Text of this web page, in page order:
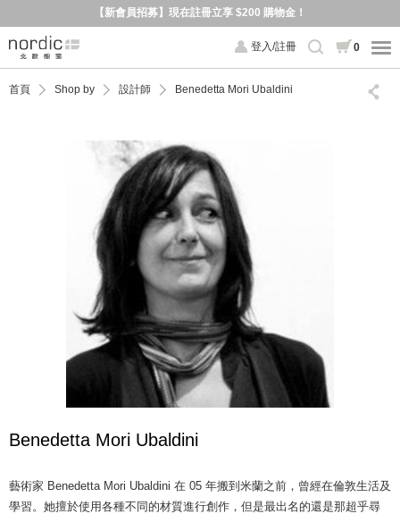
【新會員招募】現在註冊立享 $200 購物金！
登入/註冊 0
首頁 Shop by 設計師 Benedetta Mori Ubaldini
Benedetta Mori Ubaldini
藝術家 Benedetta Mori Ubaldini 在 05 年搬到米蘭之前，曾經在倫敦生活及
學習。她擅於使用各種不同的材質進行創作，但是最出名的還是那超乎尋